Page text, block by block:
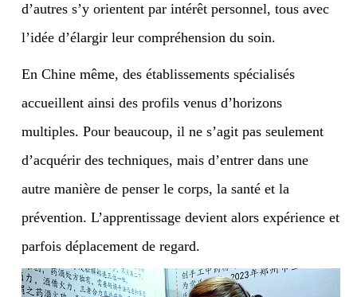
d’autres s’y orientent par intérêt personnel, tous avec
l’idée d’élargir leur compréhension du soin.
En Chine même, des établissements spécialisés
accueillent ainsi des profils venus d’horizons
multiples. Pour beaucoup, il ne s’agit pas seulement
d’acquérir des techniques, mais d’entrer dans une
autre manière de penser le corps, la santé et la
prévention. L’apprentissage devient alors expérience et
parfois déplacement de regard.